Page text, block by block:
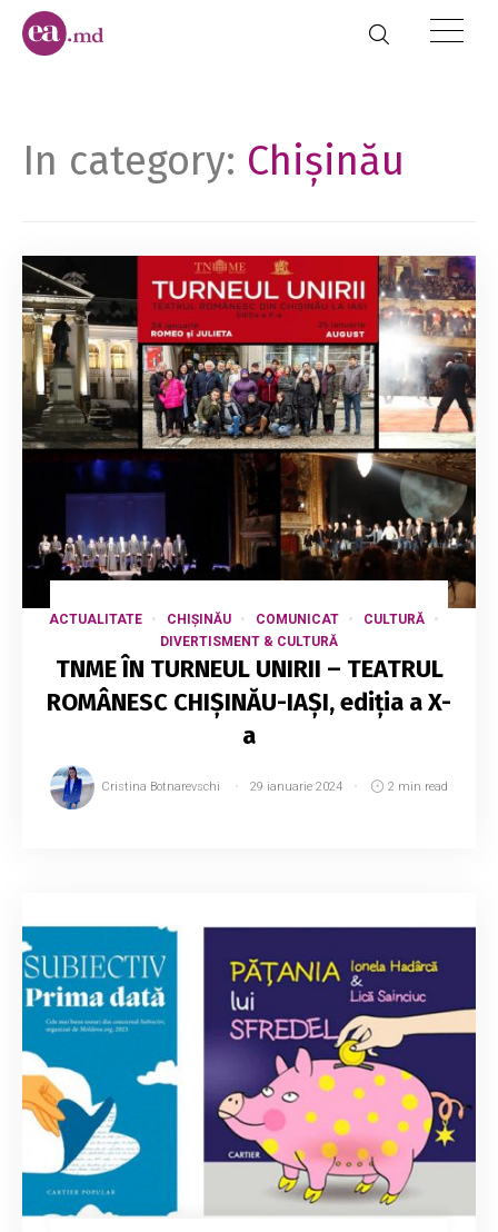
In category: Chișinău
ACTUALITATE CHIȘINĂU COMUNICAT
CULTURĂ
DIVERTISMENT & CULTURĂ
TNME ÎN TURNEUL UNIRII – TEATRUL
ROMÂNESC CHIȘINĂU-IAȘI, ediția a X-
a
Cristina Botnarevschi 29 ianuarie 2024 2 min read